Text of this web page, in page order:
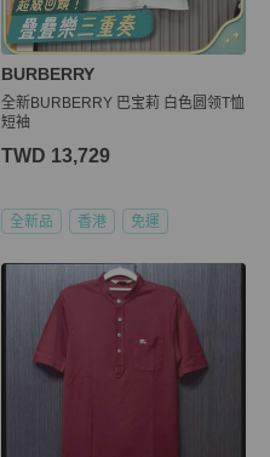
BURBERRY
全新BURBERRY 巴宝莉 白色圆领T恤
短袖
TWD 13,729
全新品 香港 免運